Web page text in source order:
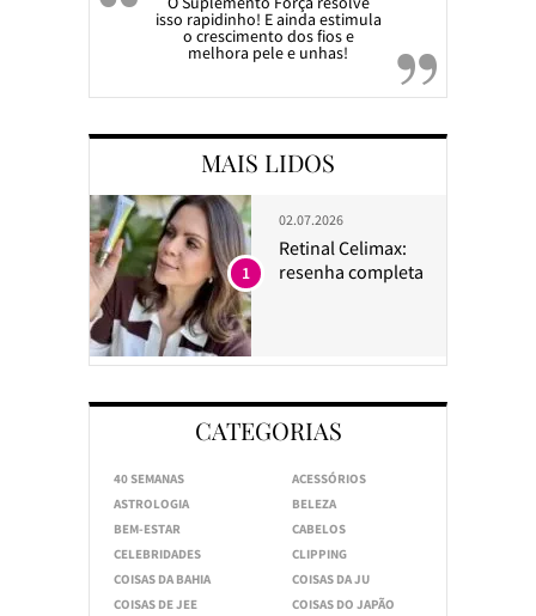
isso rapidinho! E ainda estimula
o crescimento dos fios e
melhora pele e unhas!
MAIS LIDOS
02.07.2026
Retinal Celimax:
resenha completa
1
CATEGORIAS
40 SEMANAS
ACESSÓRIOS
ASTROLOGIA
BELEZA
BEM-ESTAR
CABELOS
CELEBRIDADES
CLIPPING
COISAS DA BAHIA
COISAS DA JU
COISAS DE JEE
COISAS DO JAPÃO